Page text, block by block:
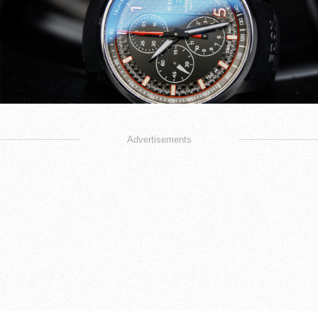
Advertisements